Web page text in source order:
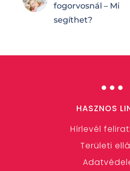
fogorvosnál – Mi
segíthet?
…
HASZNOS
Hírlevél
Területi